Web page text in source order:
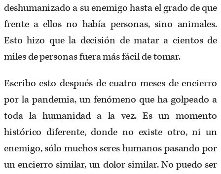
deshumanizado a su enemigo hasta el grado de que
frente a ellos no había personas, sino animales.
Esto hizo que la decisión de matar a cientos de
miles de personas fuera más fácil de tomar.
Escribo esto después de cuatro meses de encierro
por la pandemia, un fenómeno que ha golpeado a
toda la humanidad a la vez. Es un momento
histórico diferente, donde no existe otro, ni un
enemigo, sólo muchos seres humanos pasando por
un encierro similar, un dolor similar. No puedo ser